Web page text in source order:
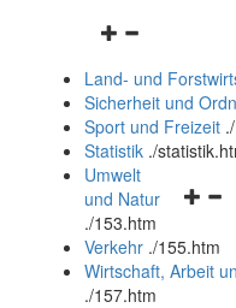
Navigationsmenü
und
schließen
Land- und
Sicherheit und
Sport und Freizeit .
Statistik ./
und
Umwelt
und Natur
./153.htm
Verkehr ./155.htm
Wirtschaft, Arbeit
./157.htm